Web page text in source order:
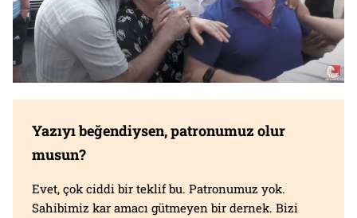
Yazıyı beğendiysen, patronumuz olur
musun?
Evet, çok ciddi bir teklif bu. Patronumuz yok.
Sahibimiz kar amacı gütmeyen bir dernek. Bizi